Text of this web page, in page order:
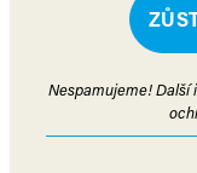
Nespamujeme! Další